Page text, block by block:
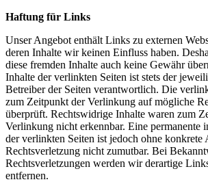
Haftung für Links
Unser Angebot enthält Links zu externen
deren Inhalte wir keinen Einfluss haben.
diese fremden Inhalte auch keine Gewähr
Inhalte der verlinkten Seiten ist stets der
Betreiber der Seiten verantwortlich. Die
zum Zeitpunkt der Verlinkung auf mögliche
überprüft. Rechtswidrige Inhalte waren zum
Verlinkung nicht erkennbar. Eine permanente
der verlinkten Seiten ist jedoch ohne konkrete
Rechtsverletzung nicht zumutbar. Bei
Rechtsverletzungen werden wir derartige
entfernen.